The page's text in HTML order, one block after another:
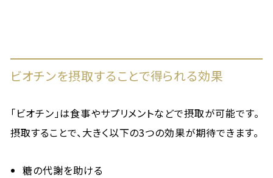
ビオチンを摂取することで得られる効果
「ビオチン」は食事やサプリメントなどで摂取が可能です。
摂取することで、大きく以下の3つの効果が期待できます。
糖の代謝を助ける